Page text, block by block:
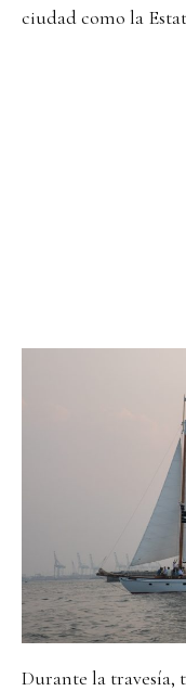
ciudad como la
Durante la travesía,